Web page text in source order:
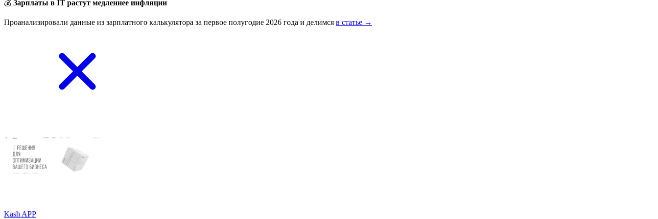
💰 Зарплаты в IT растут медленнее инфляции
Проанализировали данные из зарплатного калькулятора за первое полугодие 2026 года и делимся в статье →
Kash APP